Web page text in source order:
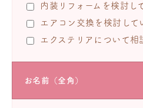
内装リフォームを検討し
エアコン交換を検討して
エクステリアについて相
お名前（全角）